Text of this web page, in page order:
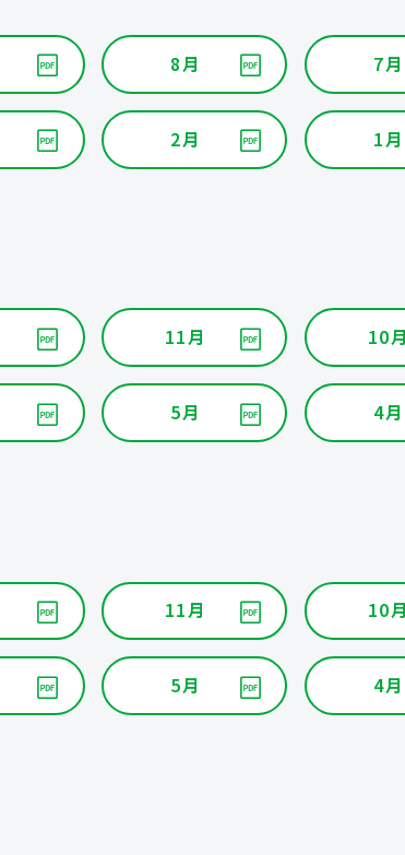
8月 7月
2月 1月
11月 10月
5月 4月
11月 10月
5月 4月